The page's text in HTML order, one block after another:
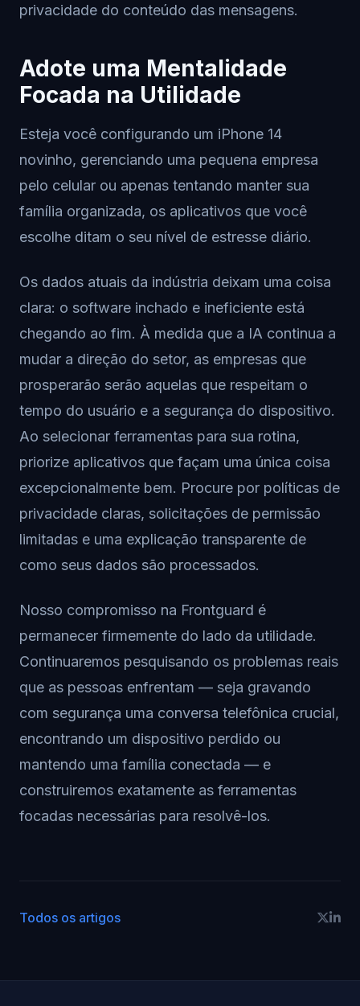
privacidade do conteúdo das mensagens.
Adote uma Mentalidade
Focada na Utilidade
Esteja você configurando um iPhone 14
novinho, gerenciando uma pequena empresa
pelo celular ou apenas tentando manter sua
família organizada, os aplicativos que você
escolhe ditam o seu nível de estresse diário.
Os dados atuais da indústria deixam uma coisa
clara: o software inchado e ineficiente está
chegando ao fim. À medida que a IA continua a
mudar a direção do setor, as empresas que
prosperarão serão aquelas que respeitam o
tempo do usuário e a segurança do dispositivo.
Ao selecionar ferramentas para sua rotina,
priorize aplicativos que façam uma única coisa
excepcionalmente bem. Procure por políticas de
privacidade claras, solicitações de permissão
limitadas e uma explicação transparente de
como seus dados são processados.
Nosso compromisso na Frontguard é
permanecer firmemente do lado da utilidade.
Continuaremos pesquisando os problemas reais
que as pessoas enfrentam — seja gravando
com segurança uma conversa telefônica crucial,
encontrando um dispositivo perdido ou
mantendo uma família conectada — e
construiremos exatamente as ferramentas
focadas necessárias para resolvê-los.
Todos os artigos